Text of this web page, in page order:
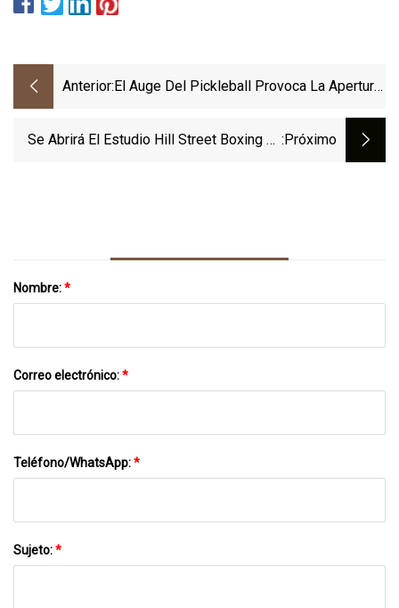
Anterior: El Auge Del Pickleball Provoca La Apertura
Se Abrirá El Estudio Hill Street Boxing En :próximo
Nombre:*
Correo electrónico:*
Teléfono/WhatsApp:*
Sujeto:*